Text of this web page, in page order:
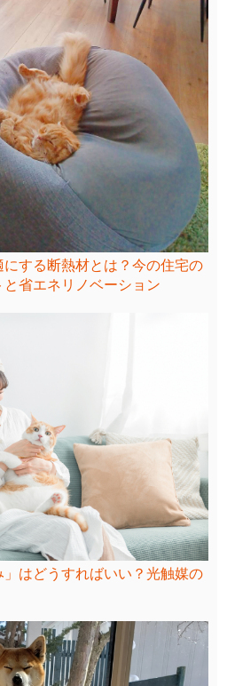
する断熱材とは？今の住宅の
省エネリノベーション
はどうすればいい？光触媒の